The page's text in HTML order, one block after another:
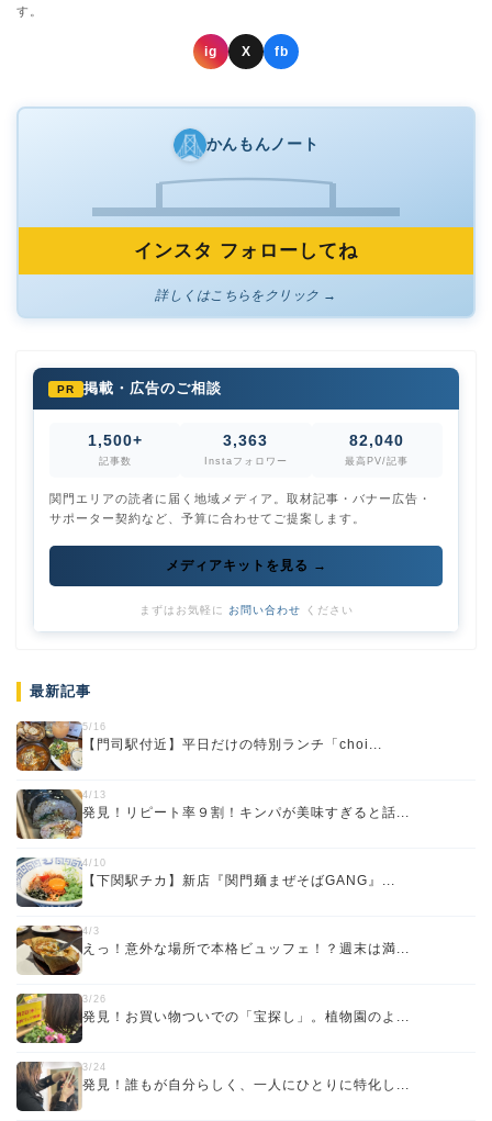
す。
ig X fb
かんもんノート
インスタ フォローしてね
詳しくはこちらをクリック →
PR 掲載・広告のご相談
1,500+
記事数
3,363
Instaフォロワー
82,040
最高PV/記事
関門エリアの読者に届く地域メディア。取材記事・バナー広告・
サポーター契約など、予算に合わせてご提案します。
メディアキットを見る →
まずはお気軽に お問い合わせ ください
最新記事
5/16
【門司駅付近】平日だけの特別ランチ「choi...
4/13
発見！リピート率９割！キンパが美味すぎると話...
4/10
【下関駅チカ】新店『関門麺まぜそばGANG』...
4/3
えっ！意外な場所で本格ビュッフェ！？週末は満...
3/26
発見！お買い物ついでの「宝探し」。植物園のよ...
3/24
発見！誰もが自分らしく、一人にひとりに特化し...